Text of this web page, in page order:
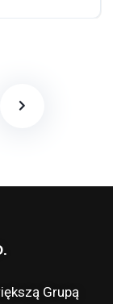
Grupą